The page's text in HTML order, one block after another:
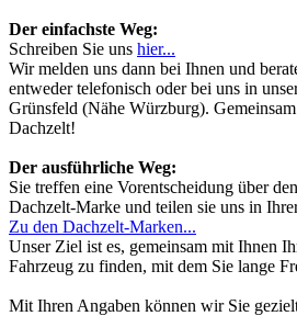
Der einfachste Weg:
Schreiben Sie uns hier...
Wir melden uns dann bei Ihnen und
entweder telefonisch oder bei uns in
Grünsfeld (Nähe Würzburg).
Dachzelt!
Der ausführliche Weg:
Sie treffen eine Vorentscheidung über
Dachzelt-Marke und teilen sie uns in
Zu den Dachzelt-Marken...
Unser Ziel ist es, gemeinsam mit Ihnen
Fahrzeug zu finden, mit dem Sie lange
Mit Ihren Angaben können wir Sie